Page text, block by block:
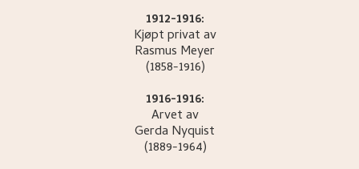
1912-1916:
Kjøpt privat av
Rasmus Meyer
(1858-1916)
1916-1916:
Arvet av
Gerda Nyquist
(1889-1964)